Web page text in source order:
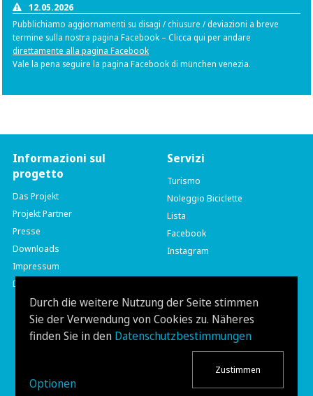
12.05.2026
Pubblichiamo aggiornamenti su disagi / chiusure / deviazioni a breve
termine sulla nostra pagina Facebook – Clicca qui per andare
direttamente alla pagina Facebook
Vale la pena seguire la pagina Facebook di münchen venezia.
Informazioni sul
progetto
Das Projekt
Projekt Partner
Presse
Downloads
Impressum
Datenschutzerklärung
Servizi
Turismo
Noleggio Biciclette
Lista
Facebook
Instagram
Tel.
Durch die weitere Nutzung der Seite stimmen
Sie der Verwendung von Cookies zu. Näheres
finden Sie in den Datenschutzbestimmungen
Optionen
Zustimmen